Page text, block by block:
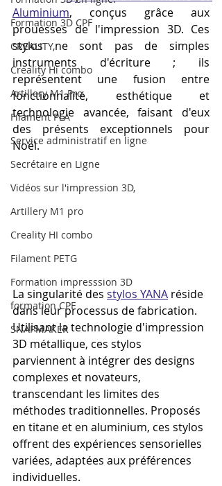
Formation 3D CPF
CREALITY,
Creality Hi combo
Artillery M1 Pro
Filament PLA
Service administratif en ligne
Secrétaire en Ligne
Vidéos sur l'impression 3D,
Artillery M1 pro
Creality HI combo
Filament PETG
Formation impresssion 3D
formation CPF
SNAPMAKER
Aluminium, conçus grâce aux
prouesses de l'impression 3D. Ces
stylos ne sont pas de simples
instruments d'écriture ; ils
représentent une fusion entre
fonctionnalité, esthétique et
technologie avancée, faisant d'eux
des présents exceptionnels pour
Noël.
La singularité des stylos YANA réside
dans leur processus de fabrication.
Utilisant la technologie d'impression
3D métallique, ces stylos
parviennent à intégrer des designs
complexes et novateurs,
transcendant les limites des
méthodes traditionnelles. Proposés
en titane et en aluminium, ces stylos
offrent des expériences sensorielles
variées, adaptées aux préférences
individuelles.